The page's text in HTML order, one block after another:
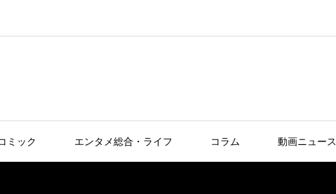
ミック エンタメ総合・ライフ コラム 動画ニュース